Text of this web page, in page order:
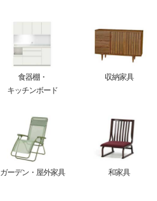
食器棚・
キッチンボード
収納家具
ガーデン・屋外家具 和家具